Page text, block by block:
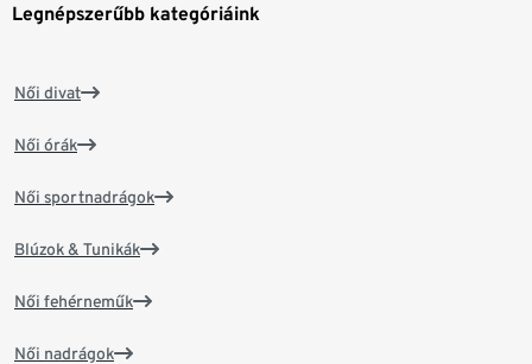
Legnépszerűbb kategóriáink
Női divat
Női órák
Női sportnadrágok
Blúzok & Tunikák
Női fehérneműk
Női nadrágok